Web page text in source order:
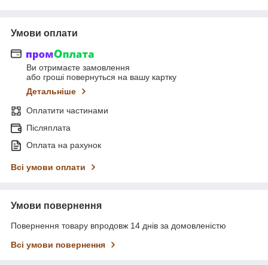
Умови оплати
Ви отримаєте замовлення
або гроші повернуться на вашу картку
Детальніше
Оплатити частинами
Післяплата
Оплата на рахунок
Всі умови оплати
Умови повернення
Повернення товару впродовж 14 днів за домовленістю
Всі умови повернення